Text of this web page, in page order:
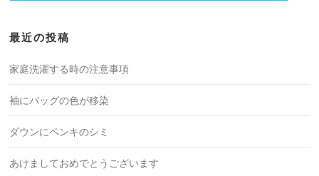
最近の投稿
家庭洗濯する時の注意事項
袖にバッグの色が移染
ダウンにペンキのシミ
あけましておめでとうございます